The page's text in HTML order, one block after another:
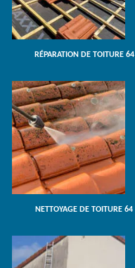
RÉPARATION DE TOITURE 64
NETTOYAGE DE TOITURE 64